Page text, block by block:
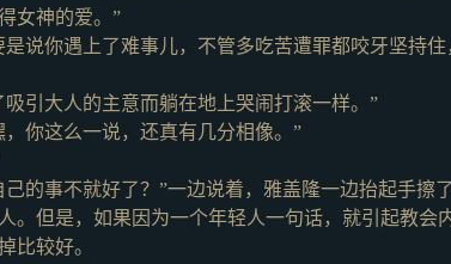
女神的爱。”
说你遇上了难事儿，不管多吃苦遭罪都咬牙坚持
引大人的主意而躺在地上哭闹打滚一样。”
，你这么一说，还真有几分相像。”
事不就好了？”一边说着，雅盖隆一边抬起手擦了
。但是，如果因为一个年轻人一句话，就引起教会
比较好。